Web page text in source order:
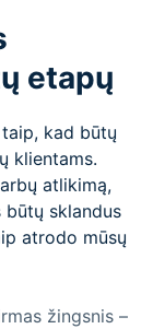
etapų
kad būtų
klientams.
atlikimą,
būtų sklandus
atrodo mūsų
žingsnis –